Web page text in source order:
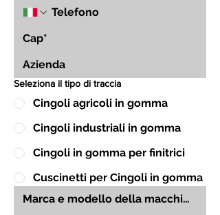
Seleziona il tipo di traccia
Cingoli agricoli in gomma
Cingoli industriali in gomma
Cingoli in gomma per finitrici
Cuscinetti per Cingoli in gomma